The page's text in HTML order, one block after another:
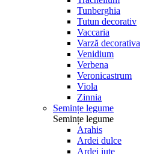
Tunberghia
Tutun decorativ
Vaccaria
Varză decorativa
Venidium
Verbena
Veronicastrum
Viola
Zinnia
Semințe legume
Semințe legume
Arahis
Ardei dulce
Ardei iute